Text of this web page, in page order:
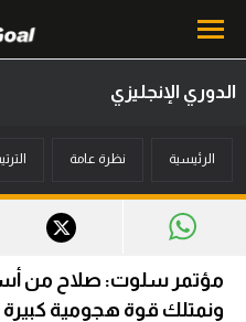
أخبار
ميركاتو
الدوري الإنجليزي
الرئيسية نظرة عامة
مؤتمر سلوت: صلاح من
ونمتلك قوة هجومية كبيرة